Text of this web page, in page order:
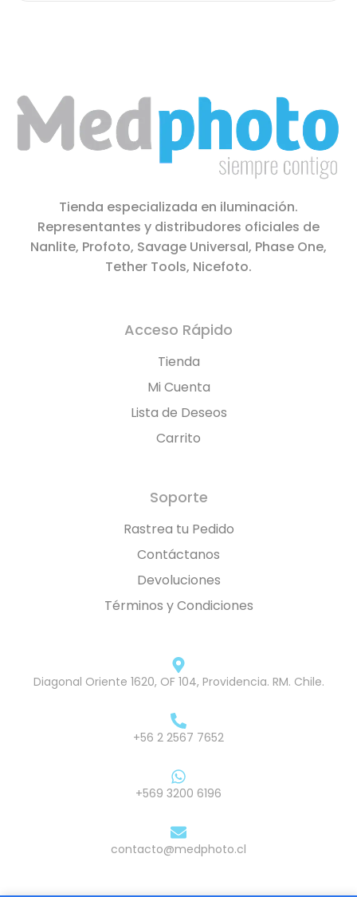
Tienda especializada en iluminación.
Representantes y distribudores oficiales de
Nanlite, Profoto, Savage Universal, Phase One,
Tether Tools, Nicefoto.
Acceso Rápido
Tienda
Mi Cuenta
Lista de Deseos
Carrito
Soporte
Rastrea tu Pedido
Contáctanos
Devoluciones
Términos y Condiciones
Diagonal Oriente 1620, OF 104, Providencia. RM. Chile.
+56 2 2567 7652
+569 3200 6196
contacto@medphoto.cl